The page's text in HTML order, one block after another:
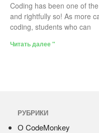
Coding has been one of
and rightfully so! As more
coding, students who can
Читать далее "
РУБРИКИ
О CodeMonkey